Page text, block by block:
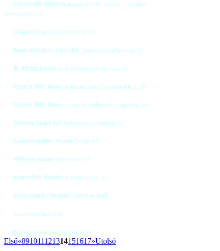
Marsovszki Viktória: pacsirták cérnaszálon - avagy a
semmi ágán 28
Csíkos Diána: kő-hamu-árny 29
Bauer Krisztina: Fél pohár aszú gyertyafényben 31
Ifj. Kárász József: Az írói hagyaték ápolása 32
fényesi Tóth János: A Kárász József Irodalmi Kör 33
fényesi Tóth János: Úton - A hétlépcsős hegyekig 33
Diószegi Szabó Pál : Egész nap kutatnám 34
Szabó Erzsébet: Egyedül vagy 34
Wilhelm József: Körforgás 34
Arany-Tóth Katalin: A tulajdonos 36
Könyvajánló - Hegyiné Csernus Judit
Búza Imre: Ígéret 4
Hódmezővásárhely néprajza 16
Első«891011121314151617»Utolsó